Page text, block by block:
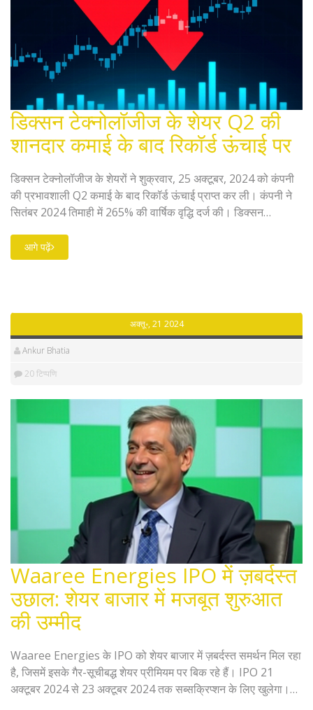
डिक्सन टेक्नोलॉजीज के शेयर Q2 की
शानदार कमाई के बाद रिकॉर्ड ऊंचाई पर
डिक्सन टेक्नोलॉजीज के शेयरों ने शुक्रवार, 25 अक्टूबर, 2024 को कंपनी
की प्रभावशाली Q2 कमाई के बाद रिकॉर्ड ऊंचाई प्राप्त कर ली। कंपनी ने
सितंबर 2024 तिमाही में 265% की वार्षिक वृद्धि दर्ज की। डिक्सन
आगे पढ़ें
अक्तू॰, 21 2024
Ankur Bhatia
20 टिप्पणि
Waaree Energies IPO में ज़बर्दस्त
उछाल: शेयर बाजार में मजबूत शुरुआत
की उम्मीद
Waaree Energies के IPO को शेयर बाजार में ज़बर्दस्त समर्थन मिल रहा
है, जिसमें इसके गैर-सूचीबद्ध शेयर प्रीमियम पर बिक रहे हैं। IPO 21
अक्टूबर 2024 से 23 अक्टूबर 2024 तक सब्सक्रिप्शन के लिए खुलेगा।